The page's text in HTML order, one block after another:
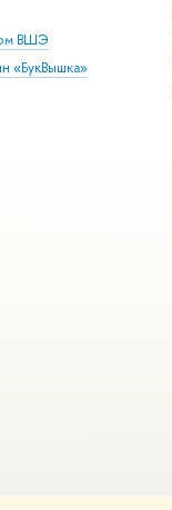
ВШЭ
«БукВышка»